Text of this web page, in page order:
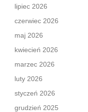
lipiec 2026
czerwiec 2026
maj 2026
kwiecień 2026
marzec 2026
luty 2026
styczeń 2026
grudzień 2025